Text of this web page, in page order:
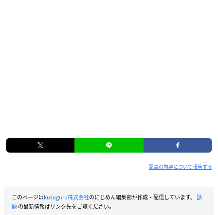
記事の内容について報告する
このページはkusuguru株式会社のにじめん編集部が作成・配信しています。 話
題の最新情報はリンク先をご覧ください。